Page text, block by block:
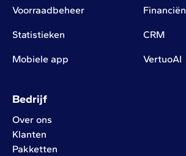
Voorraadbeheer Financiën
Statistieken CRM
Mobiele app VertuoAI
Bedrijf
Over ons
Klanten
Pakketten